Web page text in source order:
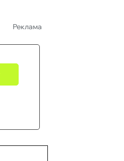
Реклама